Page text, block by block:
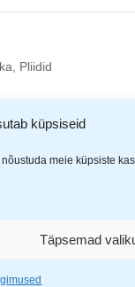
küpsiseid
meie küpsiste
Täpsemad
, Pliidid